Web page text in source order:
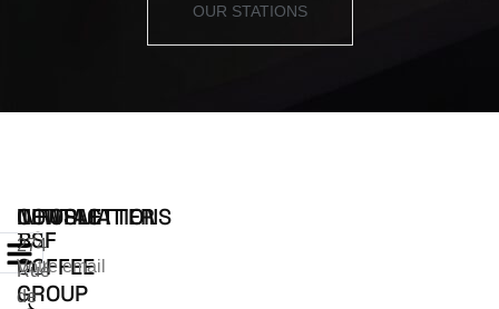
OUR STATIONS
BSF
COFFEE
GROUP
INFORMATIONS
CONTACT
274
Rue
de
NEWSLETTER